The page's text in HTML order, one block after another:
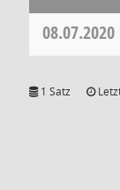
08.07.2020
1 Satz